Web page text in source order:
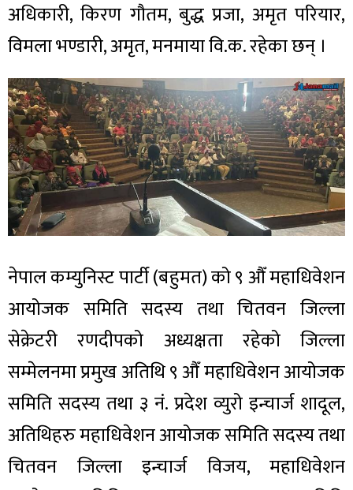
अधिकारी, किरण गौतम, बुद्ध प्रजा, अमृत परियार,
विमला भण्डारी, अमृत, मनमाया वि.क. रहेका छन् ।
नेपाल कम्युनिस्ट पार्टी (बहुमत) को ९ औँ महाधिवेशन
आयोजक समिति सदस्य तथा चितवन जिल्ला
सेक्रेटरी रणदीपको अध्यक्षता रहेको जिल्ला
सम्मेलनमा प्रमुख अतिथि ९ औँ महाधिवेशन आयोजक
समिति सदस्य तथा ३ नं. प्रदेश व्युरो इन्चार्ज शादूल,
अतिथिहरु महाधिवेशन आयोजक समिति सदस्य तथा
चितवन जिल्ला इन्चार्ज विजय, महाधिवेशन